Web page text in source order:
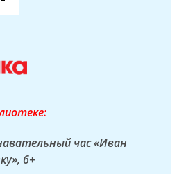
час «Иван
, 6+